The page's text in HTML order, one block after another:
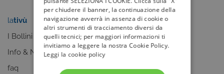
lativù
I Bollini
Info & News
faq
mytivù
per chiudere il banner, la continuazione della
navigazione avverrà in assenza di cookie o
altri strumenti di tracciamento diversi da
quelli tecnici; per maggiori informazioni ti
invitiamo a leggere la nostra Cookie Policy.
Leggi la cookie policy